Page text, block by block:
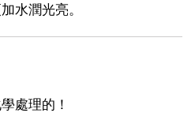
水潤光亮。
處理的！